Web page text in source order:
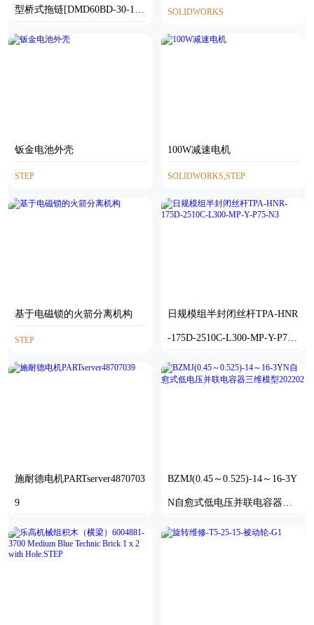
型桥式拖链[DMD60BD-30-175
-300R-20]
SOLIDWORKS
SOLIDWORKS
钣金电池外壳
STEP
100W减速电机
SOLIDWORKS,STEP
基于电磁锁的火箭分离机构
STEP
日规模组半封闭丝杆TPA-HNR
-175D-2510C-L300-MP-Y-P75-
N3
STEP
施耐德电机PARTserver4870703
9
SOLIDWORKS
BZMJ(0.45～0.525)-14～16-3Y
N自愈式低电压并联电容器三
维模型202202
STP